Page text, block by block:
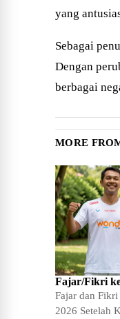
yang
Sebagai
Dengan
berbagai
MORE
Fajar/Fikri
Fajar dan Fikri
2026 Setelah